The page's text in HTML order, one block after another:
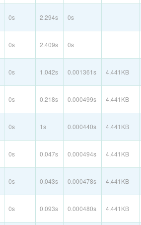
0s 2.294s 0s
0s 2.409s 0s
0s 1.042s 0.001361s 4.441KB
0s 0.218s 0.000499s 4.441KB
0s 1s 0.000440s 4.441KB
0s 0.047s 0.000494s 4.441KB
0s 0.043s 0.000478s 4.441KB
0s 0.093s 0.000480s 4.441KB